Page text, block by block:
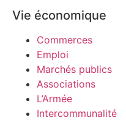
Vie économique
Commerces
Emploi
Marchés publics
Associations
L’Armée
Intercommunalité